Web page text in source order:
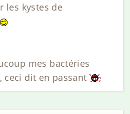
les kystes de
mes bactéries
ceci dit en passant